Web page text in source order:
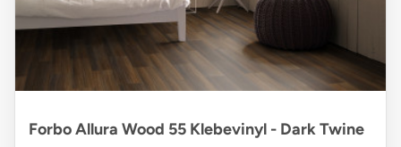
Forbo Allura Wood 55 Klebevinyl - Dark Twine